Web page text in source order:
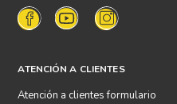
ATENCIÓN A CLIENTES
Atención a clientes formulario